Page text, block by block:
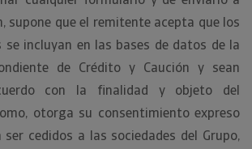
supone que el remitente acepta que los
incluyan en las bases de datos de la
de Crédito y Caución y sean
con la finalidad y objeto del
otorga su consentimiento expreso
ser cedidos a las sociedades del Grupo,